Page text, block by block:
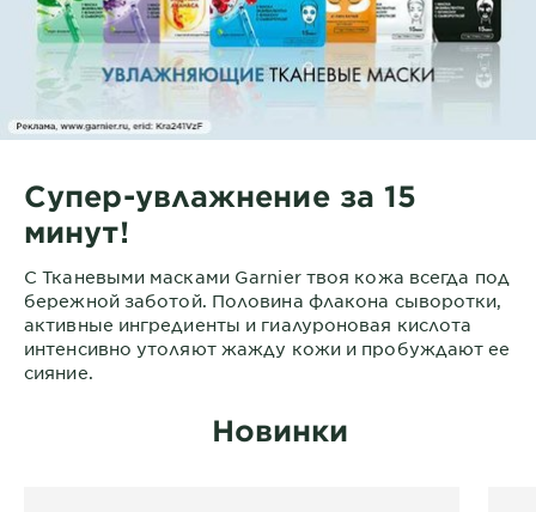
Супер-увлажнение за 15
минут!
С Тканевыми масками Garnier твоя кожа всегда под
бережной заботой. Половина флакона сыворотки,
активные ингредиенты и гиалуроновая кислота
интенсивно утоляют жажду кожи и пробуждают ее
сияние.
Новинки